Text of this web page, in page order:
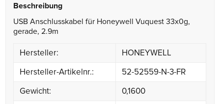
Beschreibung
USB Anschlusskabel für Honeywell Vuquest 33x0g,
gerade, 2.9m
Hersteller:
HONEYWELL
Hersteller-Artikelnr.:
52-52559-N-3-FR
Gewicht:
0,1600